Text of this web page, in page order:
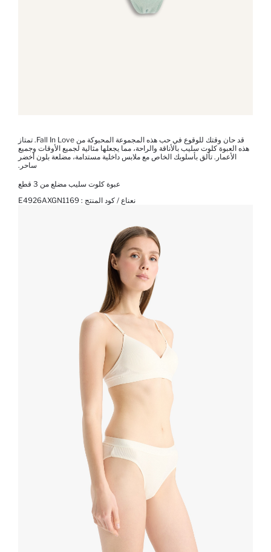
قد حان وقتك للوقوع في حب هذه المجموعة المحبوكة من Fall In Love. تمتاز
هذه العبوة كلوت سليب بالأناقة والراحة، مما يجعلها مثالية لجميع الأوقات وجميع
الأعمار. تألق بأسلوبك الخاص مع ملابس داخلية مستدامة، مضلعة بلون أخضر
ساحر.
عبوة كلوت سليب مضلع من 3 قطع
نعناع / كود المنتج : E4926AXGN1169